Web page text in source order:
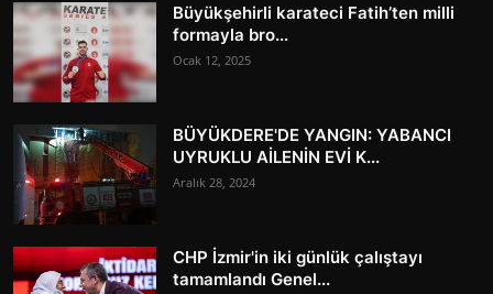
Büyükşehirli karateci Fatih’ten milli
formayla bro...
Ocak 12, 2025
BÜYÜKDERE'DE YANGIN: YABANCI
UYRUKLU AİLENİN EVİ K...
Aralık 28, 2024
CHP İzmir'in iki günlük çalıştayı
tamamlandı Genel...